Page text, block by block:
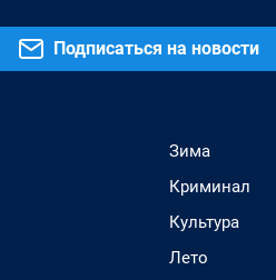
Подписаться на новости
Зима
Криминал
Культура
Лето